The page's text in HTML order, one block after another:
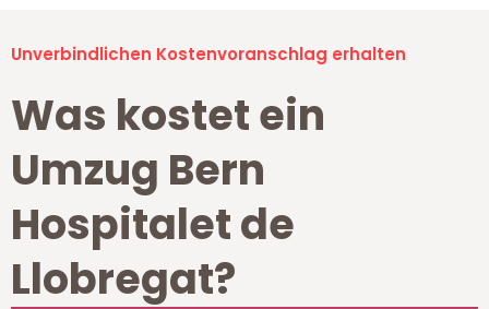
Unverbindlichen Kostenvoranschlag erhalten
Was kostet ein
Umzug Bern
Hospitalet de
Llobregat?